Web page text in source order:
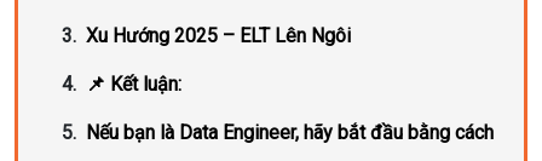
Xu Hướng 2025 – ELT Lên Ngôi
📌 Kết luận:
Nếu bạn là Data Engineer, hãy bắt đầu bằng cách